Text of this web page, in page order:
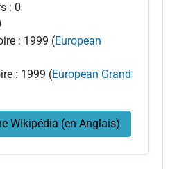
: 0
: 1999 (European
: 1999 (European Grand
Wikipédia (en Anglais)